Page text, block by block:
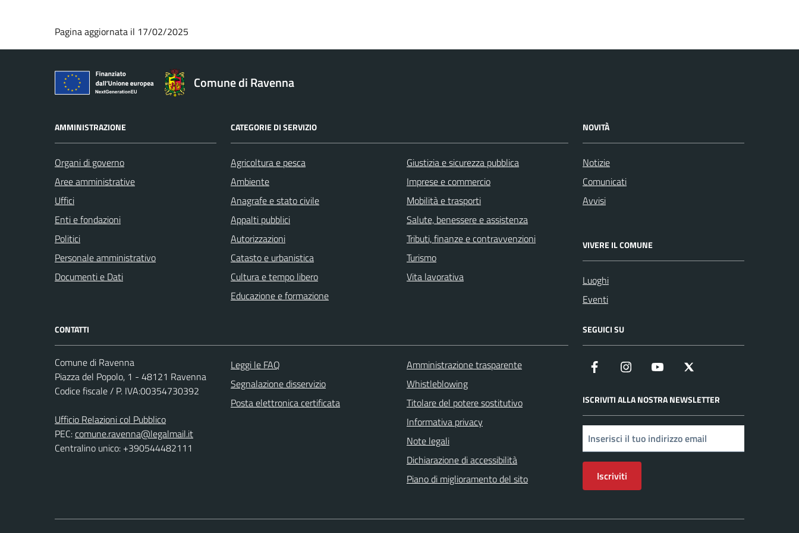
Pagina aggiornata il 17/02/2025
Comune di Ravenna
AMMINISTRAZIONE
Organi di governo
Aree amministrative
Uffici
Enti e fondazioni
Politici
Personale amministrativo
Documenti e Dati
CATEGORIE DI SERVIZIO
Agricoltura e pesca
Ambiente
Anagrafe e stato civile
Appalti pubblici
Autorizzazioni
Catasto e urbanistica
Cultura e tempo libero
Educazione e formazione
Giustizia e sicurezza pubblica
Imprese e commercio
Mobilità e trasporti
Salute, benessere e assistenza
Tributi, finanze e contravvenzioni
Turismo
Vita lavorativa
NOVITÀ
Notizie
Comunicati
Avvisi
VIVERE IL COMUNE
Luoghi
Eventi
CONTATTI
Comune di Ravenna
Piazza del Popolo, 1 - 48121 Ravenna
Codice fiscale / P. IVA:00354730392
Ufficio Relazioni col Pubblico
PEC:comune.ravenna@legalmail.it
Centralino unico: +390544482111
Leggi le FAQ
Segnalazione disservizio
Posta elettronica certificata
Amministrazione trasparente
Whistleblowing
Titolare del potere sostitutivo
Informativa privacy
Note legali
Dichiarazione di accessibilità
Piano di miglioramento del sito
SEGUICI SU
Facebook Instagram YouTube
ISCRIVITI ALLA NOSTRA NEWSLETTER